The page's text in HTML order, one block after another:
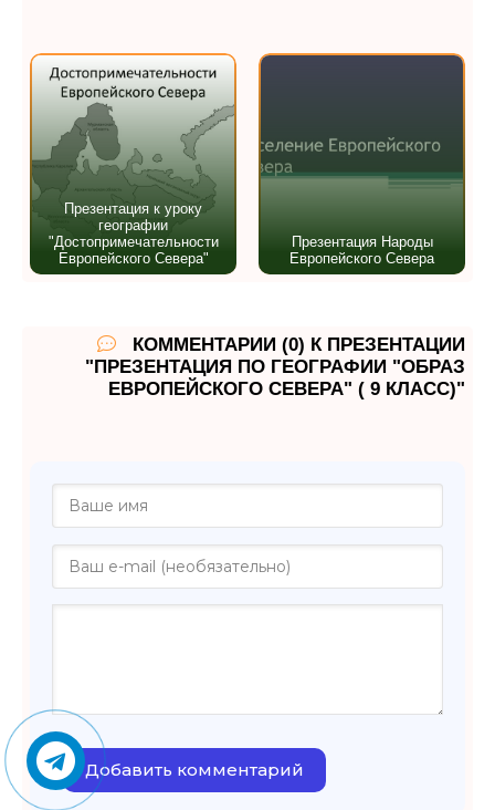
Презентация к уроку
географии
"Достопримечательности
Европейского Севера"
Презентация Народы
Европейского Севера
КОММЕНТАРИИ (0) К ПРЕЗЕНТАЦИИ
"ПРЕЗЕНТАЦИЯ ПО ГЕОГРАФИИ "ОБРАЗ
ЕВРОПЕЙСКОГО СЕВЕРА" ( 9 КЛАСС)"
Добавить комментарий